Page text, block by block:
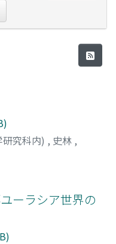
究科内) , 史林 ,
ーラシア世界の